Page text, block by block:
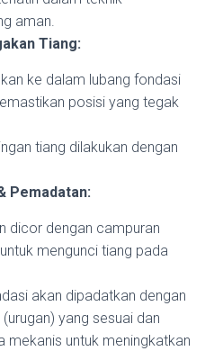
aman.
Tiang:
ke dalam lubang fondasi
posisi yang tegak
tiang dilakukan dengan
Pemadatan:
dicor dengan campuran
mengunci tiang pada
akan dipadatkan dengan
yang sesuai dan
mekanis untuk meningkatkan